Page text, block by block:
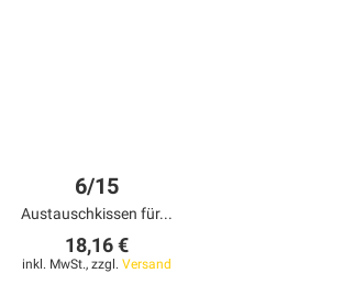
6/15
Austauschkissen für...
18,16 €
inkl. MwSt., zzgl. Versand